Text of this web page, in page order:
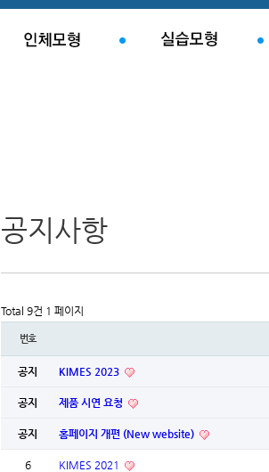
공지사항
Total 9건 1 페이지
번호
공지 KIMES 2023
공지 제품 시연 요청
공지 홈페이지 개편 (New website)
6 KIMES 2021